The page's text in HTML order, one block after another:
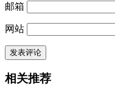
邮箱
网站
相关推荐